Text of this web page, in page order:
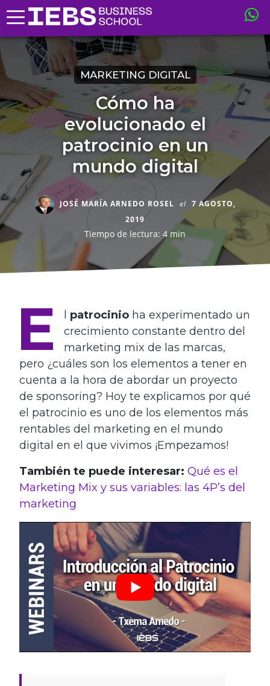
MARKETING DIGITAL
Cómo ha
evolucionado el
patrocinio en un
mundo digital
JOSÉ MARÍA ARNEDO ROSEL el 7 AGOSTO,
2019
Tiempo de lectura: 4 min
E patrocinio ha experimentado un
crecimiento constante dentro del
marketing mix de las marcas,
pero ¿cuáles son los elementos a tener en
cuenta a la hora de abordar un proyecto
de sponsoring? Hoy te explicamos por qué
el patrocinio es uno de los elementos más
rentables del marketing en el mundo
digital en el que vivimos ¡Empezamos!
También te puede interesar: Qué es el
Marketing Mix y sus variables: las 4P’s del
marketing